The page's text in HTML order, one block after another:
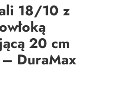
18/10 z
20 cm
DuraMax